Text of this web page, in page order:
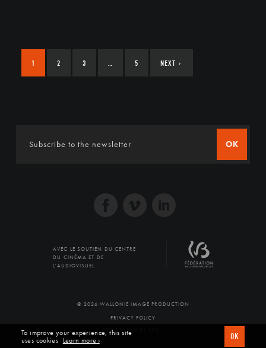
1 2 3 5 NEXT ›
OK
AVEC LE SOUTIEN DU CENTRE
DU CINÉMA ET DE
L'AUDIOVISUEL
© 2026 WALLONIE IMAGE PRODUCTION
PRIVACY POLICY
PRODUCED BY SFD
To improve your experience, this site
uses cookies Learn more › OK